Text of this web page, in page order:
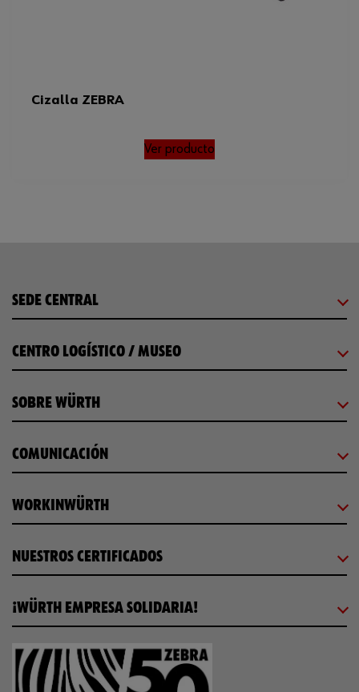
Cizalla ZEBRA
Ver producto
SEDE CENTRAL
CENTRO LOGÍSTICO / MUSEO
SOBRE WÜRTH
COMUNICACIÓN
WORKINWÜRTH
NUESTROS CERTIFICADOS
¡WÜRTH EMPRESA SOLIDARIA!